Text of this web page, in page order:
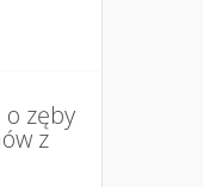
o zęby
z